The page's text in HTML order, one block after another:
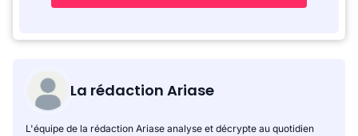
La rédaction Ariase
L'équipe de la rédaction Ariase analyse et décrypte au quotidien